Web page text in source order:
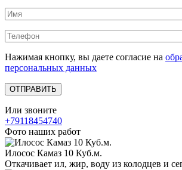
Нажимая кнопку, вы даете согласие на
персональных данных
Или звоните
+79118454740
Фото наших работ
Илосос Камаз 10 Куб.м.
Откачивает ил, жир, воду из колодцев и